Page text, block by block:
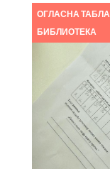
ОГЛАСНА ТАБЛА
БИБЛИОТЕКА